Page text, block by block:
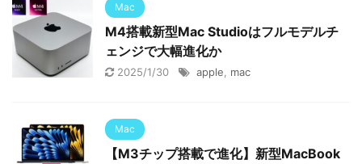
Mac
M4搭載新型Mac Studioはフルモデルチ
ェンジで大幅進化か
2025/1/30 apple mac
Mac
【M3チップ搭載で進化】新型MacBook